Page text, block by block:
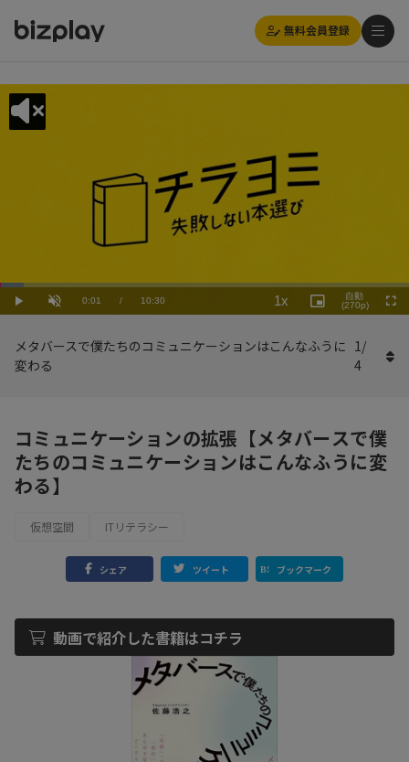
無料会員登録
Play UnmuteCurrent
0:01 / Duration
10:30
Loaded:
5.72%
1x
Rate
Picture-
in-
自動
(270p)
メタバースで僕たちのコミュニケーションはこんなふうに
変わる
1/
4
コミュニケーションの拡張【メタバースで僕
たちのコミュニケーションはこんなふうに変
わる】
仮想空間 ITリテラシー
シェア ツイート ブックマーク
動画で紹介した書籍はコチラ